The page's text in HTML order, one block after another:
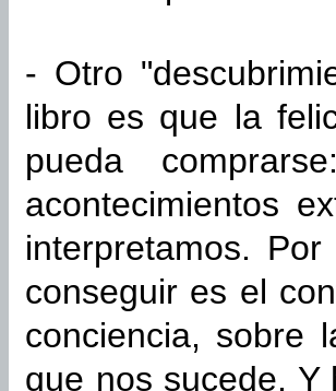
- Otro
libro es que la
pueda
acontecimientos
interpretamos.
conseguir es el
conciencia, sobre
que nos sucede.